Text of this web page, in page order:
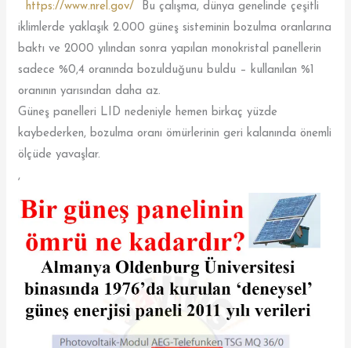
https://www.nrel.gov/ Bu çalışma, dünya genelinde çeşitli
iklimlerde yaklaşık 2.000 güneş sisteminin bozulma oranlarına
baktı ve 2000 yılından sonra yapılan monokristal panellerin
sadece %0,4 oranında bozulduğunu buldu – kullanılan %1
oranının yarısından daha az.
Güneş panelleri LID nedeniyle hemen birkaç yüzde
kaybederken, bozulma oranı ömürlerinin geri kalanında önemli
ölçüde yavaşlar.
,